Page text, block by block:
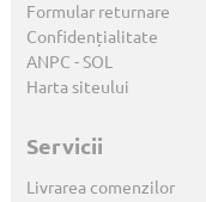
Formular returnare
Confidențialitate
ANPC -SOL
Harta siteului
Servicii
Livrarea comenzilor